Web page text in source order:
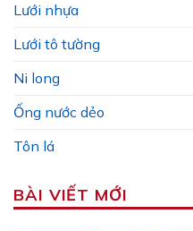
Lưới nhựa
Lưới tô tường
Ni long
Ống nước dẻo
Tôn lá
BÀI VIẾT MỚI